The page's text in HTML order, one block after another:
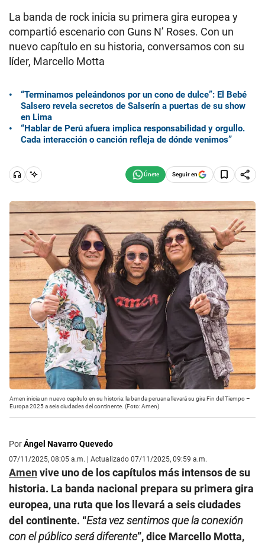
La banda de rock inicia su primera gira europea y
compartió escenario con Guns N’ Roses. Con un
nuevo capítulo en su historia, conversamos con su
líder, Marcello Motta
“Terminamos peleándonos por un cono de dulce”: El Bebé
Salsero revela secretos de Salserín a puertas de su show
en Lima
“Hablar de Perú afuera implica responsabilidad y orgullo.
Cada interacción o canción refleja de dónde venimos”
Seguir en
Amen inicia un nuevo capítulo en su historia: la banda peruana llevará su gira Fin del Tiempo –
Europa 2025 a seis ciudades del continente. (Foto: Amen)
PorÁngel Navarro Quevedo
07/11/2025, 08:05 a.m. | Actualizado 07/11/2025, 09:59 a.m.
Amenvive uno de los capítulos más intensos de su
historia. La banda nacional prepara su primera gira
europea, una ruta que los llevará a seis ciudades
del continente. “Esta vez sentimos que la conexión
con el público será diferente”, dice Marcello Motta,